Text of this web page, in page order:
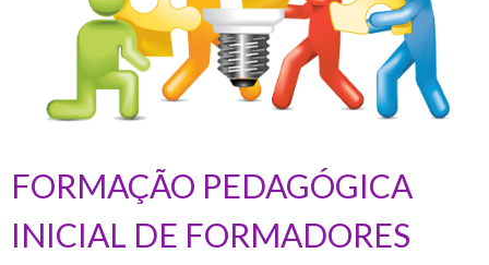
FORMAÇÃO PEDAGÓGICA
INICIAL DE FORMADORES